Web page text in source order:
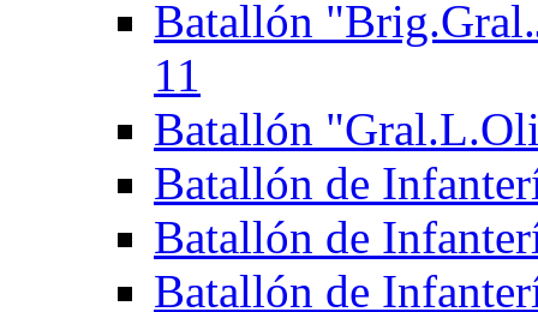
Batallón
11
Batallón
Batallón de
Batallón de
Batallón de